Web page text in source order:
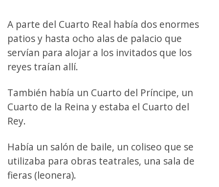
A parte del Cuarto Real había dos enormes
patios y hasta ocho alas de palacio que
servían para alojar a los invitados que los
reyes traían allí.
También había un Cuarto del Príncipe, un
Cuarto de la Reina y estaba el Cuarto del
Rey.
Había un salón de baile, un coliseo que se
utilizaba para obras teatrales, una sala de
fieras (leonera).